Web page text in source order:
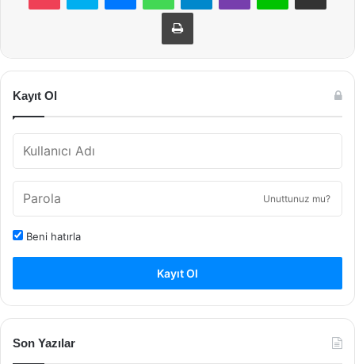
Yazdır
Kayıt Ol
Unuttunuz mu?
Beni hatırla
Kayıt Ol
Son Yazılar